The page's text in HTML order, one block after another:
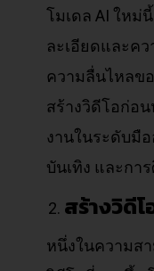
โมเดล AI ใหม่
ละเอียดและค
ความลื่นไหลข
สร้างวิดีโอก่อ
งานในระดับมื
บันเทิง และกา
สร้างวิดี
หนึ่งในความส